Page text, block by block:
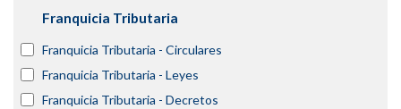
Franquicia Tributaria
Franquicia Tributaria - Circulares
Franquicia Tributaria - Leyes
Franquicia Tributaria - Decretos